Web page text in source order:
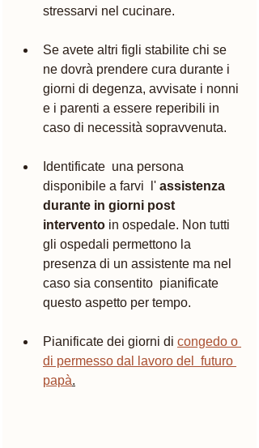
stressarvi nel cucinare.
Se avete altri figli stabilite chi se
ne dovrà prendere cura durante i
giorni di degenza, avvisate i nonni
e i parenti a essere reperibili in
caso di necessità sopravvenuta.
Identificate  una persona
disponibile a farvi  l' assistenza
durante in giorni post
intervento in ospedale. Non tutti
gli ospedali permettono la
presenza di un assistente ma nel
caso sia consentito  pianificate
questo aspetto per tempo.
Pianificate dei giorni di congedo o
di permesso dal lavoro del  futuro
papà.